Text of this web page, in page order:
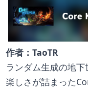
作者：TaoTR
ランダム生成の地
楽しさが詰まった